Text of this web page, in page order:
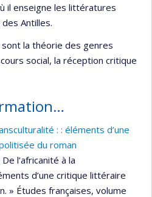
il enseigne les littératures
Antilles.
la théorie des genres
social, la réception critique
: : éléments d’une
du roman
l’africanité à la
d’une critique littéraire
» Études françaises, volume